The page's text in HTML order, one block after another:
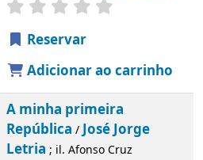
Reservar
Adicionar ao carrinho
A minha primeira
República /José Jorge
Letria ; il. Afonso Cruz